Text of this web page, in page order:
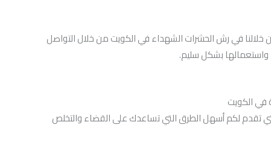
في رش الحشرات الشهداء في الكويت من خلال التواصل
في الكويت
تقدم لكم أسهل الطرق التي تساعدك على القضاء والتخلص